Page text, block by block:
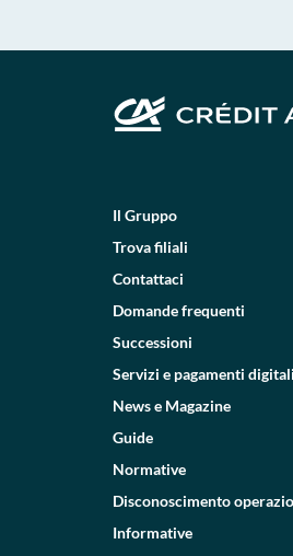
Il Gruppo
Trova filiali
Contattaci
Domande frequenti
Successioni
Servizi e pagamenti digitali
News e Magazine
Guide
Normative
Disconoscimento
Informative